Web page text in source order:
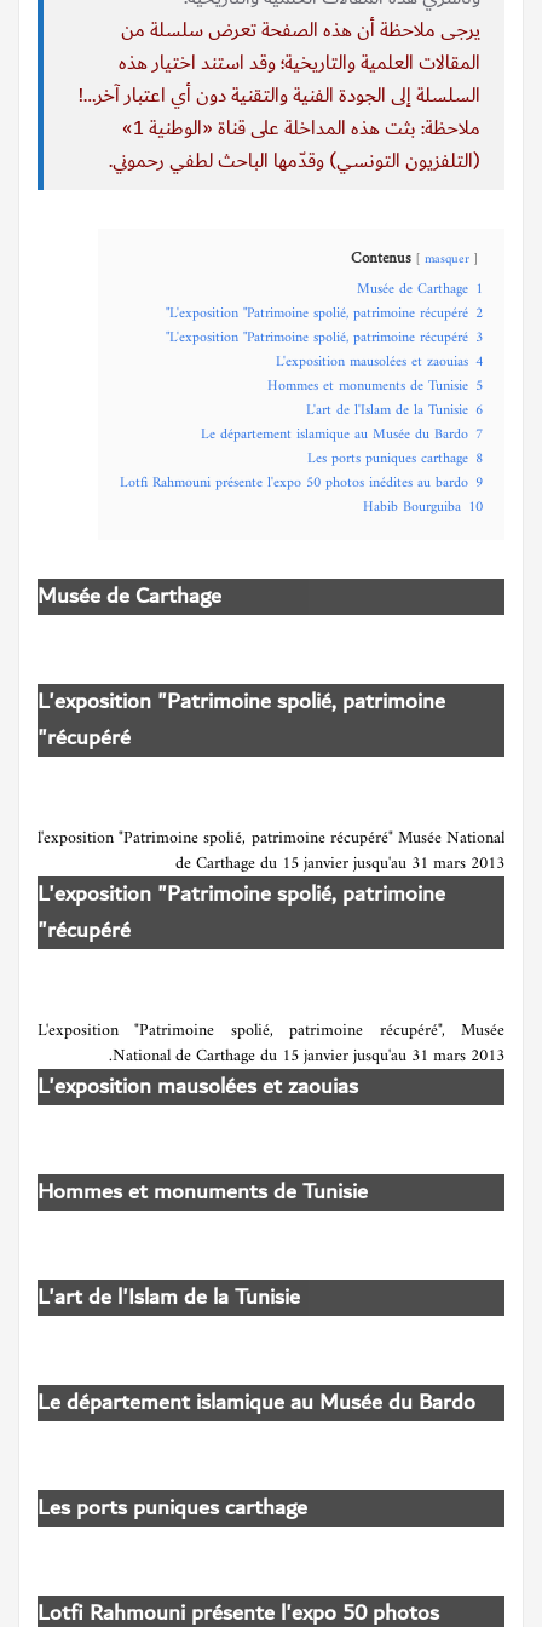
يرجى ملاحظة أن هذه الصفحة تعرض سلسلة من
المقالات العلمية والتاريخية؛ وقد استند اختيار هذه
السلسلة إلى الجودة الفنية والتقنية دون أي اعتبار آخر…!
ملاحظة: بثت هذه المداخلة على قناة «الوطنية 1»
(التلفزيون التونسي) وقدّمها الباحث لطفي رحموني.
Contenus masquer
1
Musée de Carthage
2
L'exposition "Patrimoine spolié, patrimoine récupéré"
3
L'exposition "Patrimoine spolié, patrimoine récupéré"
4
L'exposition mausolées et zaouias
5
Hommes et monuments de Tunisie
6
L'art de l'Islam de la Tunisie
7
Le département islamique au Musée du Bardo
8
Les ports puniques carthage
9
Lotfi Rahmouni présente l'expo 50 photos inédites au bardo
10
Habib Bourguiba
Musée de Carthage
L'exposition "Patrimoine spolié, patrimoine
récupéré"
l'exposition "Patrimoine spolié, patrimoine récupéré" Musée National
de Carthage du 15 janvier jusqu'au 31 mars 2013
L'exposition "Patrimoine spolié, patrimoine
récupéré"
L'exposition "Patrimoine spolié, patrimoine récupéré", Musée
National de Carthage du 15 janvier jusqu'au 31 mars 2013.
L'exposition mausolées et zaouias
Hommes et monuments de Tunisie
L'art de l'Islam de la Tunisie
Le département islamique au Musée du Bardo
Les ports puniques carthage
Lotfi Rahmouni présente l'expo 50 photos